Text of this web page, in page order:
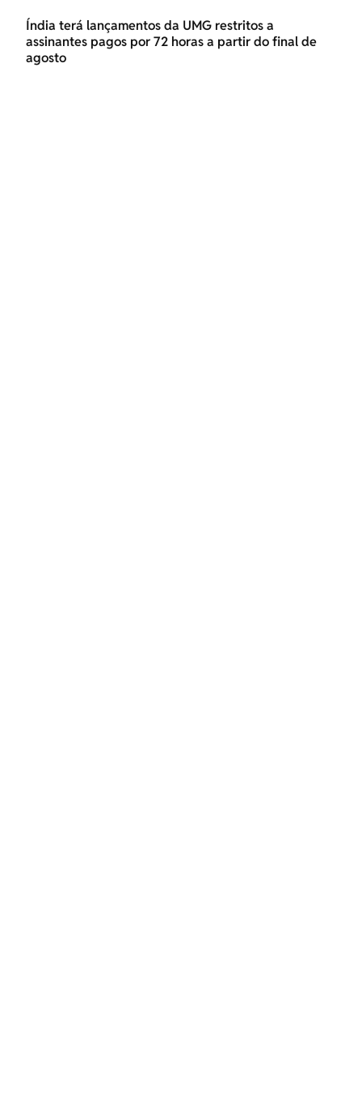
Índia terá lançamentos da UMG restritos a
assinantes pagos por 72 horas a partir do final de
agosto